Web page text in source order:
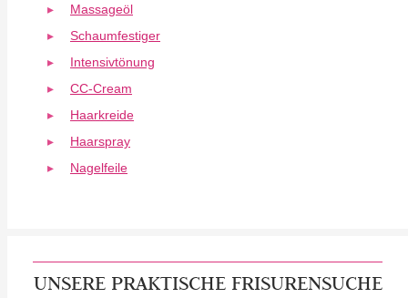
Massageöl
Schaumfestiger
Intensivtönung
CC-Cream
Haarkreide
Haarspray
Nagelfeile
UNSERE PRAKTISCHE FRISURENSUCHE